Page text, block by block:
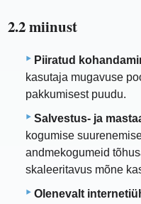
2.2 miinust
Piiratud
kasutaja mugavuse
pakkumisest puudu.
Salvestus- ja
kogumise
andmekogumeid
skaleeritavus mõne
Olenevalt